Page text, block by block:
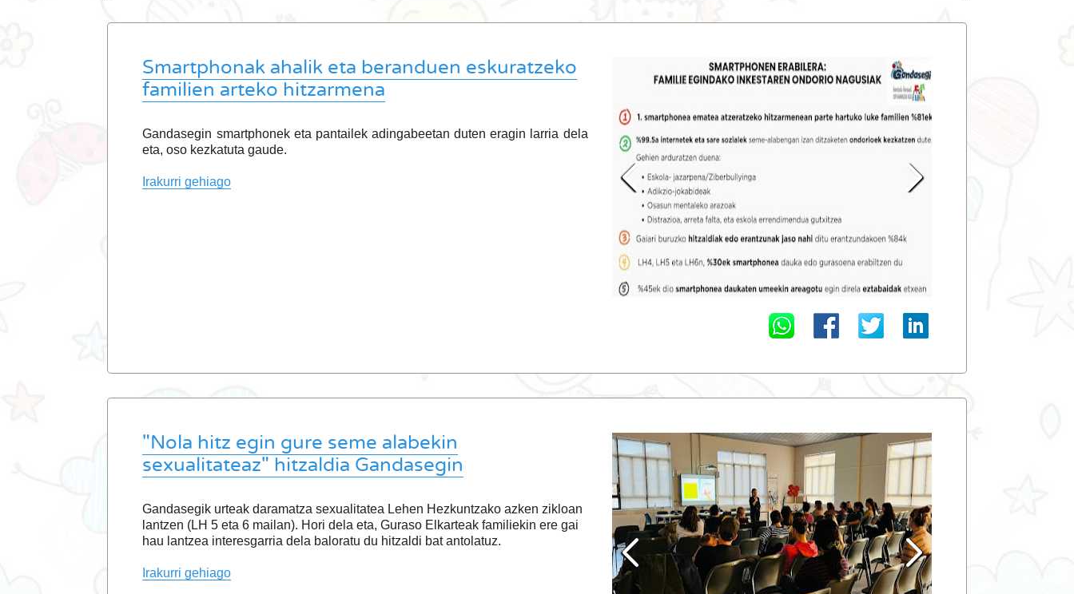
Smartphonak ahalik eta beranduen eskuratzeko
familien arteko hitzarmena
Gandasegin smartphonek eta pantailek adingabeetan duten eragin larria dela
eta, oso kezkatuta gaude.
Irakurri gehiago
"Nola hitz egin gure seme alabekin
sexualitateaz" hitzaldia Gandasegin
Gandasegik urteak daramatza sexualitatea Lehen Hezkuntzako azken zikloan
lantzen (LH 5 eta 6 mailan). Hori dela eta, Guraso Elkarteak familiekin ere gai
hau lantzea interesgarria dela baloratu du hitzaldi bat antolatuz.
Irakurri gehiago